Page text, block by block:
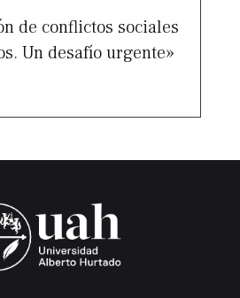
de conflictos sociales
Un desafío urgente»